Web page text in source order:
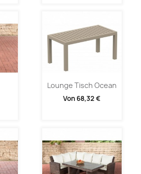
Lounge Tisch Ocean
Von 68,32 €